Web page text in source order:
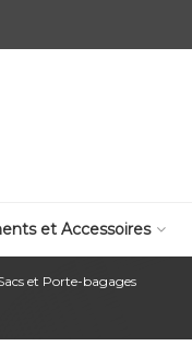
et Accessoires
et Porte-bagages